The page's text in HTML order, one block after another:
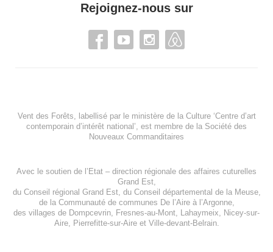
Rejoignez-nous sur
Vent des Forêts, labellisé par le ministère de la Culture ‘Centre d’art
contemporain d’intérêt national’, est membre de la Société des
Nouveaux Commanditaires
Avec le soutien de l’Etat – direction régionale des affaires cuturelles
Grand Est,
du Conseil régional Grand Est, du Conseil départemental de la Meuse,
de la Communauté de communes De l’Aire à l’Argonne,
des villages de Dompcevrin Fresnes-au-Mont Lahaymeix
Nicey-sur-
Aire, Pierrefitte-sur-Aireet Ville-devant-Belrain.